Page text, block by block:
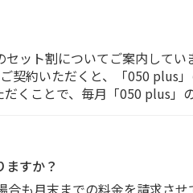
ット割についてご案内して
契約いただくと、「050 plus
くことで、毎月「050 plus」
すか？
も月末までの料金を請求さ